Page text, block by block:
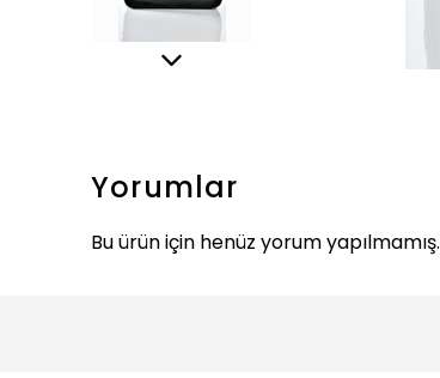
Yorumlar
Bu ürün için henüz yorum yapılmamış.